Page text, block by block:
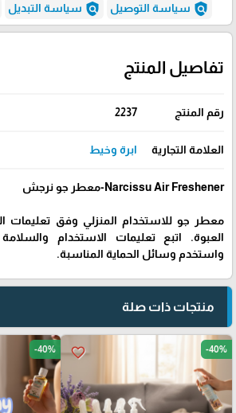
policy سياسة التوصيل policy سياسة التبديل
تفاصيل المنتج
رقم المنتج 2237
العلامة التجارية ابرة وخيط
Narcissu Air Freshener-معطر جو نرجش
معطر جو للاستخدام المنزلي وفق تعليمات
العبوة. اتبع تعليمات الاستخدام
واستخدم وسائل الحماية المناسبة.
منتجات ذات صلة
favorite_border -40%
-40%